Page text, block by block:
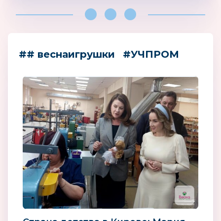
## веснаигрушки #УЧПРОМ